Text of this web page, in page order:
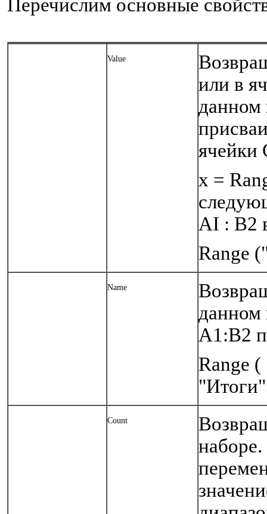
Перечислим основные
Value
или в
данном
ячейки
х =
AI : В2
Range
Name
данном
А1:В2
Range
"Итоги"
Count